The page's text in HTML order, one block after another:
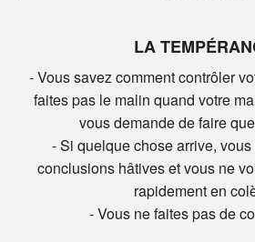
LA
- Vous savez comment contrôler
faites pas le malin quand votre
vous demande de faire
- Si quelque chose arrive,
conclusions hâtives et vous ne
rapidement en
- Vous ne faites pas de